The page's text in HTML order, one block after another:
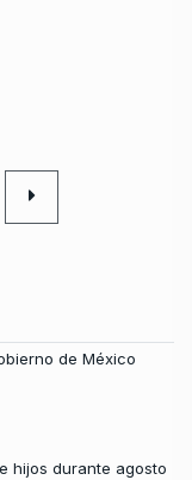
de México
hijos durante agosto